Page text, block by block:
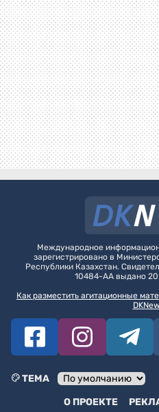
Международное
зарегистрировано в
Республики Казахстан.
10484-АА выдано 20
Как разместить агитационные
ТЕМА
О ПРОЕКТЕ